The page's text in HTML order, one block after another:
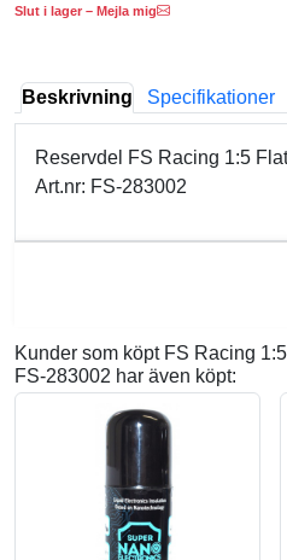
Slut i lager – Mejla mig
Beskrivning Specifikationer
Reservdel FS Racing 1:5
Art.nr: FS-283002
Kunder som köpt FS Racing
FS-283002 har även köpt: